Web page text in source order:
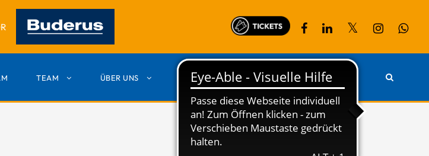
TEAM ÜBER UNS PARTNER KONTAKT